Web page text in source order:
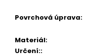
Povrchová úprava:
Materiál:
Určení::